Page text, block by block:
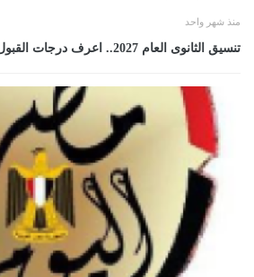
منذ شهر واحد
تنسيق الثانوى العام 2027.. اعرف درجات القبول في 13 محافظة